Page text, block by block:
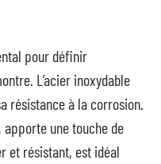
pour définir
L’acier inoxydable
résistance à la corrosion.
apporte une touche de
et résistant, est idéal